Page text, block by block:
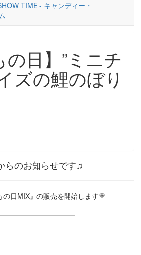
の日】”ミニチ
ズの鯉のぼり
らのお知らせです♫
日MIX』の販売を開始します🍭